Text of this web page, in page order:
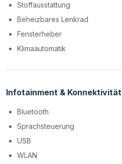
Stoffausstattung
Beheizbares Lenkrad
Fensterheber
Klimaautomatik
Infotainment & Konnektivität
Bluetooth
Sprachsteuerung
USB
WLAN